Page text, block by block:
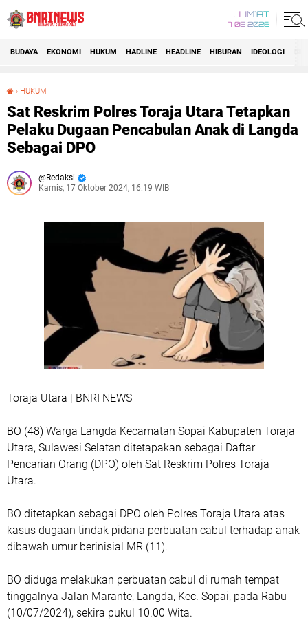
JUM'AT
7 08 2026
BUDAYA EKONOMI HUKUM HADLINE HEADLINE HIBURAN IDEOLOGI
› HUKUM
Sat Reskrim Polres Toraja Utara Tetapkan
Pelaku Dugaan Pencabulan Anak di Langda
Sebagai DPO
Redaksi
Kamis, 17 Oktober 2024, 16:19 WIB
Toraja Utara | BNRI NEWS
BO (48) Warga Langda Kecamatan Sopai Kabupaten Toraja
Utara, Sulawesi Selatan ditetapakan sebagai Daftar
Pencarian Orang (DPO) oleh Sat Reskrim Polres Toraja
Utara.
BO ditetapkan sebagai DPO oleh Polres Toraja Utara atas
kasus dugaan tindak pidana perbuatan cabul terhadap anak
dibawah umur berinisial MR (11).
BO diduga melakukan perbuatan cabul di rumah tempat
tinggalnya Jalan Marante, Langda, Kec. Sopai, pada Rabu
(10/07/2024), sekira pukul 10.00 Wita.